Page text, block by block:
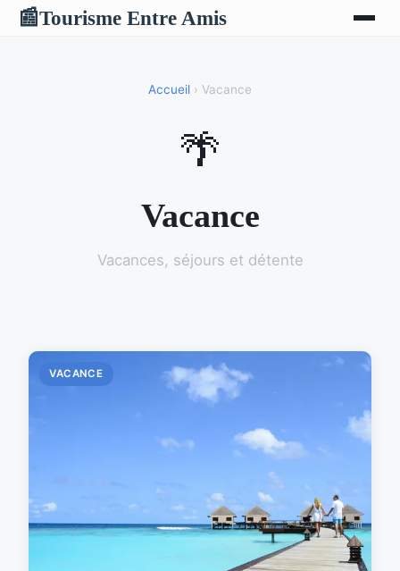
📰Tourisme Entre Amis
Accueil › Vacance
🌴
Vacance
Vacances, séjours et détente
VACANCE